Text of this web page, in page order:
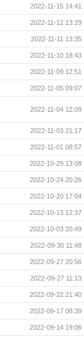
2022-11-15 14:41
2022-11-12 13:29
2022-11-11 13:35
2022-11-10 18:43
2022-11-09 12:51
2022-11-05 09:07
2022-11-04 12:09
2022-11-03 21:17
2022-11-01 08:57
2022-10-29 13:08
2022-10-24 20:26
2022-10-20 17:04
2022-10-13 12:37
2022-10-03 20:49
2022-09-30 11:48
2022-09-27 20:56
2022-09-27 11:13
2022-09-22 21:40
2022-09-17 08:39
2022-09-14 19:06